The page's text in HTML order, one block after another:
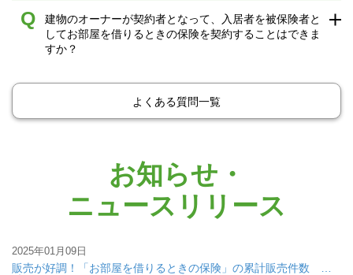
Q
建物のオーナーが契約者となって、入居者を被保険者と
してお部屋を借りるときの保険を契約することはできま
すか？
よくある質問一覧
お知らせ・
ニュースリリース
2025年01月09日
販売が好調！「お部屋を借りるときの保険」の累計販売件数 …